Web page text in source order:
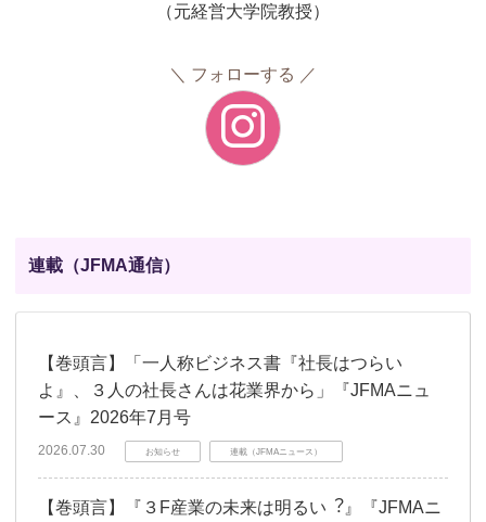
（元経営大学院教授）
フォローする
連載（JFMA通信）
【巻頭言】「一人称ビジネス書『社長はつらい
よ』、３人の社長さんは花業界から」『JFMAニュ
ース』2026年7月号
2026.07.30 お知らせ 連載（JFMAニュース）
【巻頭言】『３F産業の未来は明るい︖』『JFMAニ